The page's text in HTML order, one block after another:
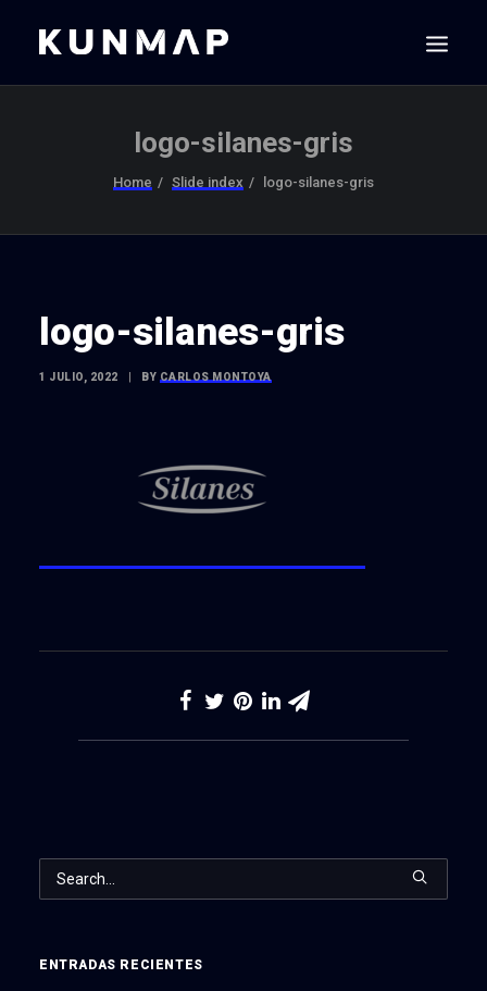
logo-silanes-gris
Home Slide index logo-silanes-gris
logo-silanes-gris
1 JULIO, 2022 BY CARLOS MONTOYA
ENTRADAS RECIENTES